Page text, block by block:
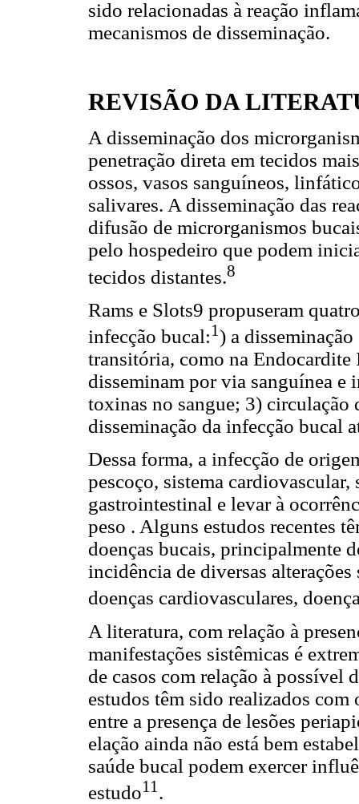
sido relacionadas à reação
mecanismos de disseminação.
REVISÃO DA
A disseminação dos
penetração direta em tecidos
ossos, vasos sanguíneos,
salivares. A disseminação das
difusão de microrganismos
pelo hospedeiro que podem
tecidos distantes.8
Rams e Slots9 propuseram
infecção bucal:1) a
transitória, como na Endocardite
disseminam por via sanguínea e
toxinas no sangue; 3)
disseminação da infecção bucal
Dessa forma, a infecção de
pescoço, sistema
gastrointestinal e levar à
peso . Alguns estudos recentes
doenças bucais, principalmente
incidência de diversas
doenças cardiovasculares,
A literatura, com relação à
manifestações sistêmicas é
de casos com relação à possível
estudos têm sido realizados
entre a presença de lesões
elação ainda não está bem
saúde bucal podem exercer
estudo11 .